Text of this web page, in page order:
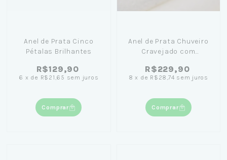
Anel de Prata Cinco
Pétalas Brilhantes
R$129,90
6 x de R$21,65 sem juros
Comprar
Anel de Prata Chuveiro
Cravejado com
R$229,90
8 x de R$28,74 sem juros
Comprar